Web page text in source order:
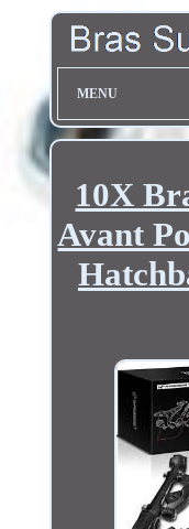
MENU
10X
Avant